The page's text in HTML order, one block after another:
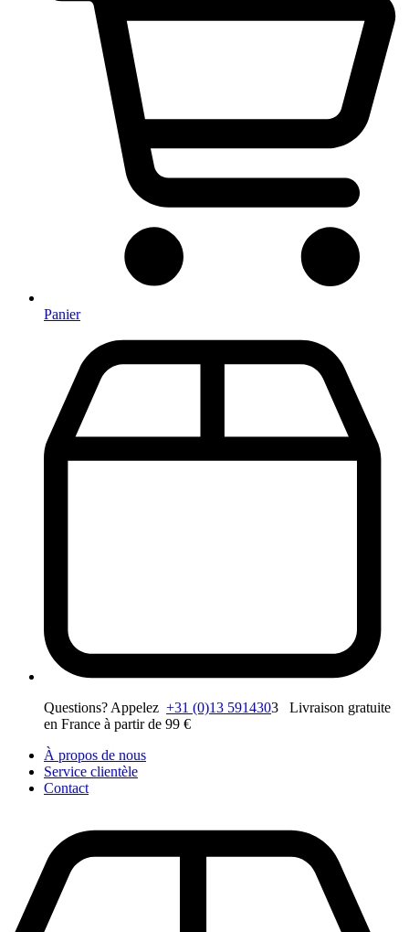
Panier
Questions? Appelez +31 (0)13 5914303 Livraison gratuite
en France à partir de 99 €
À propos de nous
Service clientèle
Contact